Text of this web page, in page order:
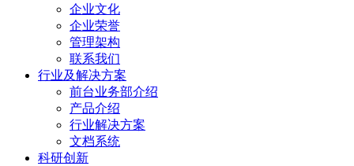
企业文化
企业荣誉
管理架构
联系我们
行业及解决方案
前台业务部介绍
产品介绍
行业解决方案
文档系统
科研创新